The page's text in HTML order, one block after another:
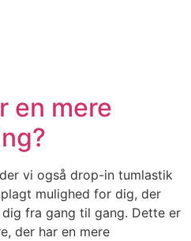
en mere
vi også drop-in tumlastik
mulighed for dig, der
fra gang til gang. Dette er
der har en mere